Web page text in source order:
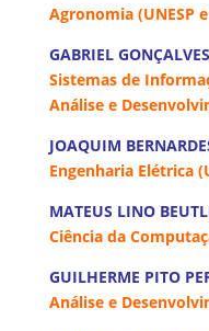
Agronomia (UNESP
GABRIEL
Sistemas de
Análise e
JOAQUIM
Engenharia Elétrica
MATEUS LINO
Ciência da
GUILHERME PITO
Análise e